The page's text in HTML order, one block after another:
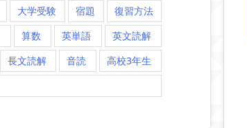
大学受験 宿題
復習方法
算数 英単語
英文読解
長文読解 音読
高校3年生